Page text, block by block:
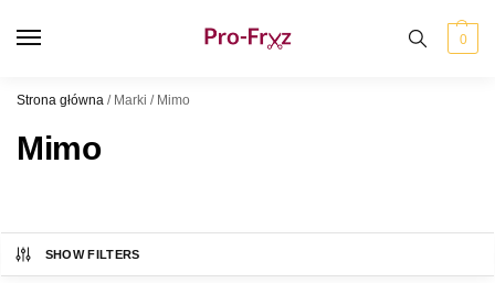
0
Strona główna / Marki / Mimo
Mimo
SHOW FILTERS